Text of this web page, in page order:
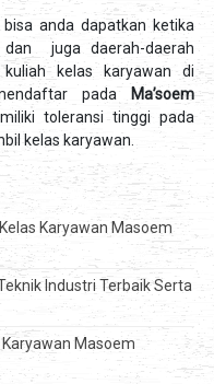
anda dapatkan ketika
dan juga daerah-daerah
kelas karyawan di
pada
Ma’soem
toleransi tinggi pada
kelas karyawan.
Karyawan Masoem
Industri Terbaik Serta
Masoem